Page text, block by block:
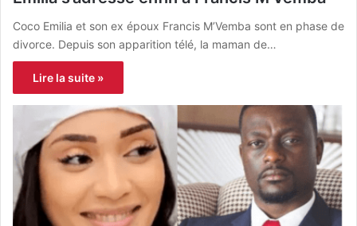
Coco Emilia et son ex époux Francis M’Vemba sont en phase de
divorce. Depuis son apparition télé, la maman de…
Lire la suite »